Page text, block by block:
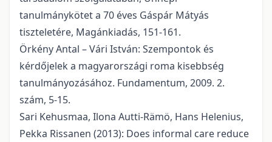
tanulmánykötet a 70 éves Gáspár Mátyás
tiszteletére, Magánkiadás, 151-161.
Örkény Antal – Vári István: Szempontok és
kérdőjelek a magyarországi roma kisebbség
tanulmányozásához. Fundamentum, 2009. 2.
szám, 5-15.
Sari Kehusmaa, Ilona Autti-Rämö, Hans Helenius,
Pekka Rissanen (2013): Does informal care reduce